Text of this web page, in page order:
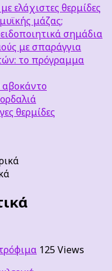
ελάχιστες θερμίδες
μάζας;
σημάδια
με σπαράγγια
το πρόγραμμα
αβοκάντο
θερμίδες
125 Views